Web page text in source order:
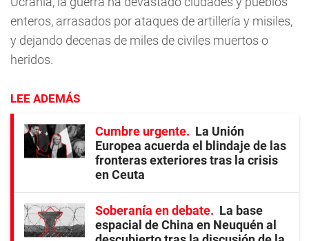
enteros, arrasados por ataques de artillería y misiles,
y dejando decenas de miles de civiles muertos o
heridos.
LEE ADEMÁS
Cumbre urgente
La Unión
Europea acuerda el blindaje de las
fronteras exteriores tras la crisis
en Ceuta
Soberanía en debate
La base
espacial de China en Neuquén al